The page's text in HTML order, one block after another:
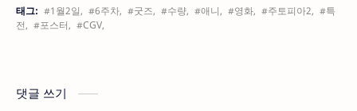
태그: #1월2일, #6주차, #굿즈, #수량, #애니, #영화, #주토피아2, #특
전, #포스터, #CGV,
댓글 쓰기